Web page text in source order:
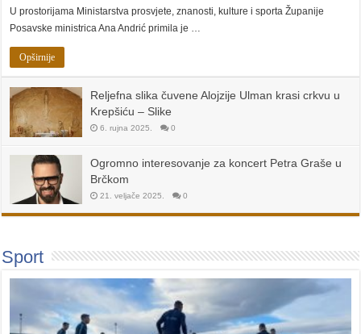
U prostorijama Ministarstva prosvjete, znanosti, kulture i sporta Županije
Posavske ministrica Ana Andrić primila je …
Opširnije
Reljefna slika čuvene Alojzije Ulman krasi crkvu u
Krepšiću – Slike
6. rujna 2025. 0
Ogromno interesovanje za koncert Petra Graše u
Brčkom
21. veljače 2025. 0
Sport